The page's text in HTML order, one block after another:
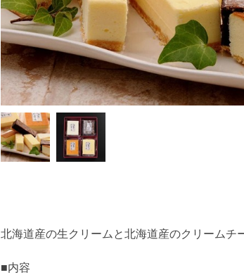
北海道産の生クリームと北海道産のクリームチ
■内容